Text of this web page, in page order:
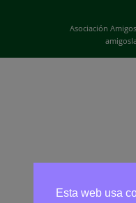
Asociación
Esta web usa